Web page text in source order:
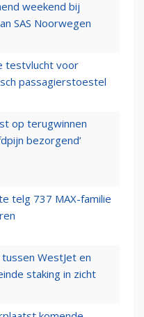
weekend bij
SAS Noorwegen
testvlucht voor
passagierstoestel
op terugwinnen
bezorgend’
telg 737 MAX-familie
WestJet en
staking in zicht